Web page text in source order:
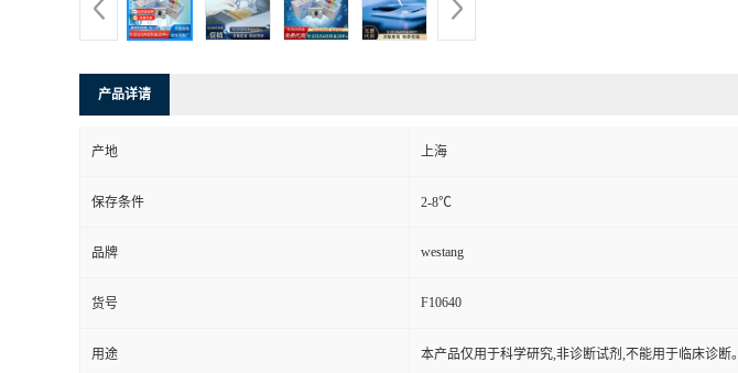
产品详请
产地 上海
保存条件 2-8℃
品牌 westang
货号 F10640
用途 本产品仅用于科学研究,非诊断试剂,不能用于临床诊断。